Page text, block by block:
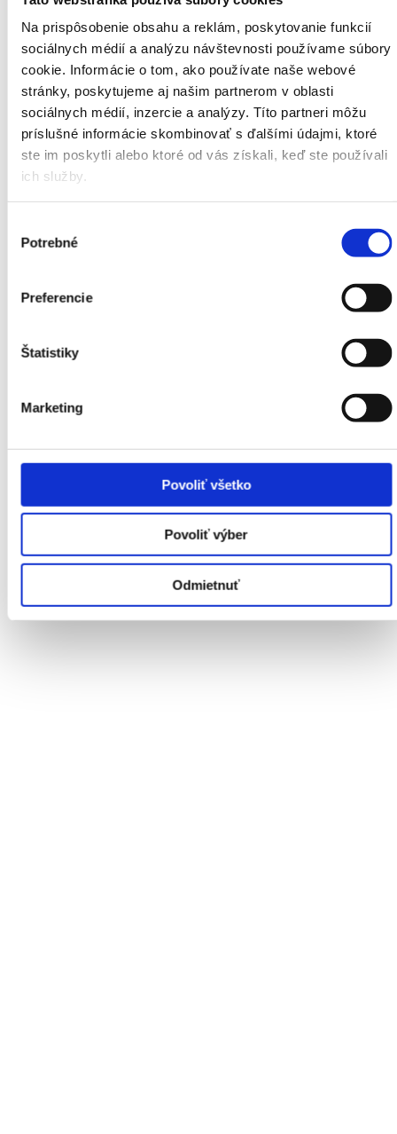
Na prispôsobenie obsahu a reklám, poskytovanie funkcií
sociálnych médií a analýzu návštevnosti používame súbory
cookie. Informácie o tom, ako používate naše webové
stránky, poskytujeme aj našim partnerom v oblasti
sociálnych médií, inzercie a analýzy. Títo partneri môžu
príslušné informácie skombinovať s ďalšími údajmi, ktoré
ste im poskytli alebo ktoré od vás získali, keď ste používali
ich služby.
súhlasu
Potrebné
Preferencie
Štatistiky
Marketing
Povoliť všetko
Povoliť výber
Odmietnuť